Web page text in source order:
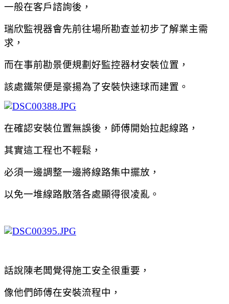
一般在客戶諮詢後，
瑞欣監視器會先前往場所勘查並初步了解業主需
求，
而在事前勘景便規劃好監控器材安裝位置，
該處鐵架便是豪揚為了安裝快速球而建置。
在確認安裝位置無誤後，師傅開始拉起線路，
其實這工程也不輕鬆，
必須一邊調整一邊將線路集中擺放，
以免一堆線路散落各處顯得很凌亂。
話說陳老闆覺得施工安全很重要，
像他們師傅在安裝流程中，